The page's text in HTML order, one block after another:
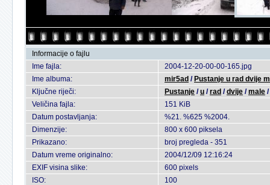
Informacije o fajlu
Ime fajla:
2004-12-20-00-00-165.jpg
Ime albuma:
mir5ad / Pustanje u rad dvije
Ključne riječi:
Pustanje /u /rad /dvije /male /
Veličina fajla:
151 KiB
Datum postavljanja:
%21. %625 %2004.
Dimenzije:
800 x 600 piksela
Prikazano:
broj pregleda - 351
Datum vreme originalno:
2004/12/09 12:16:24
EXIF visina slike:
600 pixels
ISO:
100